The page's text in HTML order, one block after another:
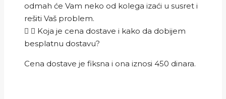
odmah će Vam neko od kolega izaći u susret i
rešiti Vaš problem.
Koja je cena dostave i kako da dobijem
besplatnu dostavu?
Cena dostave je fiksna i ona iznosi 450 dinara.